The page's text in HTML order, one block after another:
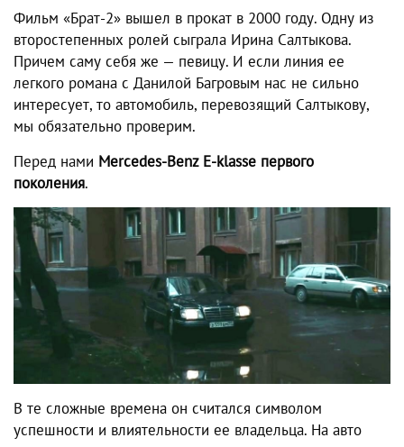
Фильм «Брат-2» вышел в прокат в 2000 году. Одну из
второстепенных ролей сыграла Ирина Салтыкова.
Причем саму себя же — певицу. И если линия ее
легкого романа с Данилой Багровым нас не сильно
интересует, то автомобиль, перевозящий Салтыкову,
мы обязательно проверим.
Перед нами Mercedes-Benz E-klasse первого
поколения.
В те сложные времена он считался символом
успешности и влиятельности ее владельца. На авто